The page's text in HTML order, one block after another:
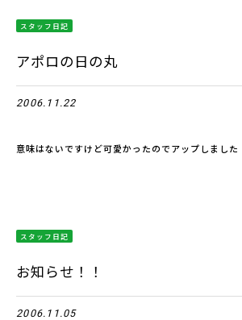
スタッフ日記
アポロの日の丸
2006.11.22
意味はないですけど可愛かったのでアップしました
スタッフ日記
お知らせ！！
2006.11.05